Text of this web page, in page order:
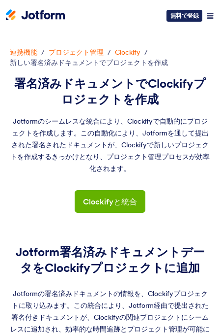
無料で登録
連携機能 / プロジェクト管理 / Clockify /
新しい署名済みドキュメントでプロジェクトを作成
署名済みドキュメントでClockifyプ
ロジェクトを作成
Jotformのシームレスな統合により、Clockifyで自動的にプロジ
ェクトを作成します。この自動化により、Jotformを通して提出
された署名されたドキュメントが、Clockifyで新しいプロジェク
トを作成するきっかけとなり、プロジェクト管理プロセスが効率
化されます。
Clockifyと統合
Jotform署名済みドキュメントデー
タをClockifyプロジェクトに追加
Jotformの署名済みドキュメントの情報を、Clockifyプロジェク
トに取り込みます。この統合により、Jotform経由で提出された
署名付きドキュメントが、Clockifyの関連プロジェクトにシーム
レスに追加され、効率的な時間追跡とプロジェクト管理が可能に